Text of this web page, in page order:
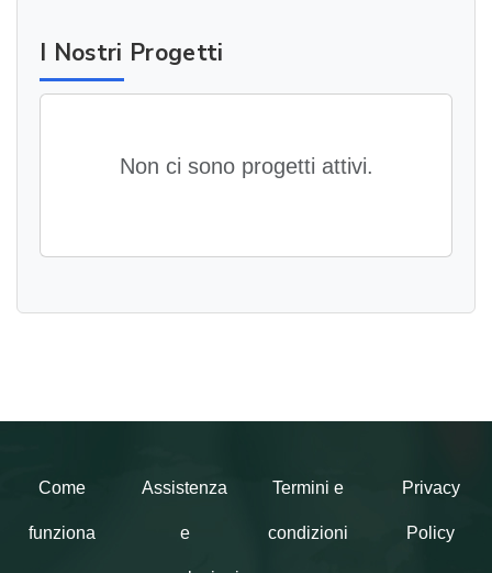
I Nostri Progetti
Non ci sono progetti attivi.
Come
funziona
Assistenza
e
Termini e
condizioni
Privacy
Policy